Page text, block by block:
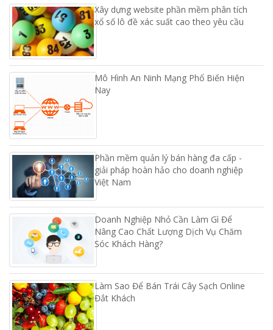
Xây dựng website phần mềm phân tích
xổ số lô đề xác suất cao theo yêu cầu
Mô Hình An Ninh Mạng Phổ Biến Hiện
Nay
Phần mềm quản lý bán hàng đa cấp -
giải pháp hoàn hảo cho doanh nghiệp
Việt Nam
Doanh Nghiệp Nhỏ Cần Làm Gì Để
Nâng Cao Chất Lượng Dịch Vụ Chăm
Sóc Khách Hàng?
Làm Sao Để Bán Trái Cây Sạch Online
Đắt Khách